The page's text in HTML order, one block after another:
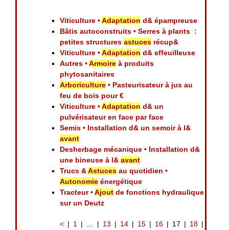
Viticulture •Adaptation d& épampreuse
Bâtis autoconstruits • Serres à plants :
petites structuresastuces récup&
Viticulture •Adaptation d& effeuilleuse
Autres •Armoire à produits
phytosanitaires
Arboriculture • Pasteurisateur à jus au
feu de bois pour €
Viticulture •Adaptation d& un
pulvérisateur en face par face
Semis • Installation d& un semoir à l&
avant
Desherbage mécanique • Installation d&
une bineuse à l&avant
Trucs &Astuces au quotidien •
Autonomie énergétique
Tracteur •Ajout de fonctions hydraulique
sur un Deutz
< 1 … 13 14 15 16 17
18